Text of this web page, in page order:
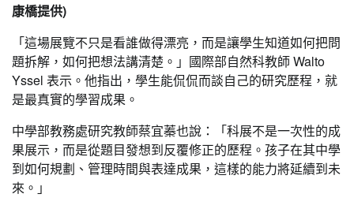
康橋提供)
「這場展覽不只是看誰做得漂亮，而是讓學生知道如何把問
題拆解，如何把想法講清楚。」國際部自然科教師 Walto
Yssel 表示。他指出，學生能侃侃而談自己的研究歷程，就
是最真實的學習成果。
中學部教務處研究教師蔡宜蓁也說：「科展不是一次性的成
果展示，而是從題目發想到反覆修正的歷程。孩子在其中學
到如何規劃、管理時間與表達成果，這樣的能力將延續到未
來。」